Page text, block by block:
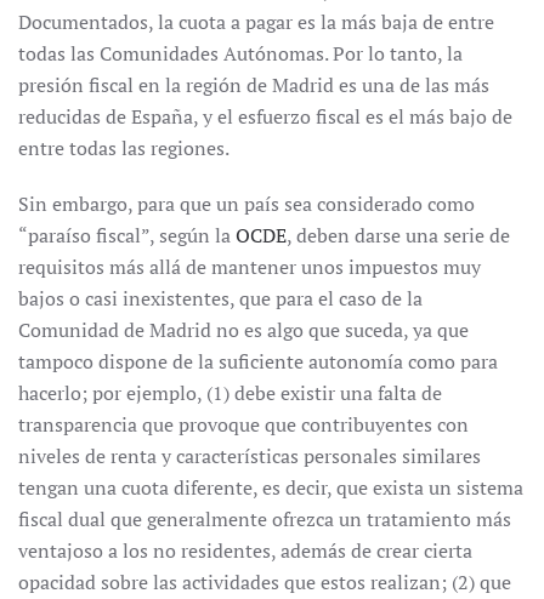
Documentados, la cuota a pagar es la más baja de entre
todas las Comunidades Autónomas. Por lo tanto, la
presión fiscal en la región de Madrid es una de las más
reducidas de España, y el esfuerzo fiscal es el más bajo de
entre todas las regiones.
Sin embargo, para que un país sea considerado como
“paraíso fiscal”, según laOCDE, deben darse una serie de
requisitos más allá de mantener unos impuestos muy
bajos o casi inexistentes, que para el caso de la
Comunidad de Madrid no es algo que suceda, ya que
tampoco dispone de la suficiente autonomía como para
hacerlo; por ejemplo, (1) debe existir una falta de
transparencia que provoque que contribuyentes con
niveles de renta y características personales similares
tengan una cuota diferente, es decir, que exista un sistema
fiscal dual que generalmente ofrezca un tratamiento más
ventajoso a los no residentes, además de crear cierta
opacidad sobre las actividades que estos realizan; (2) que